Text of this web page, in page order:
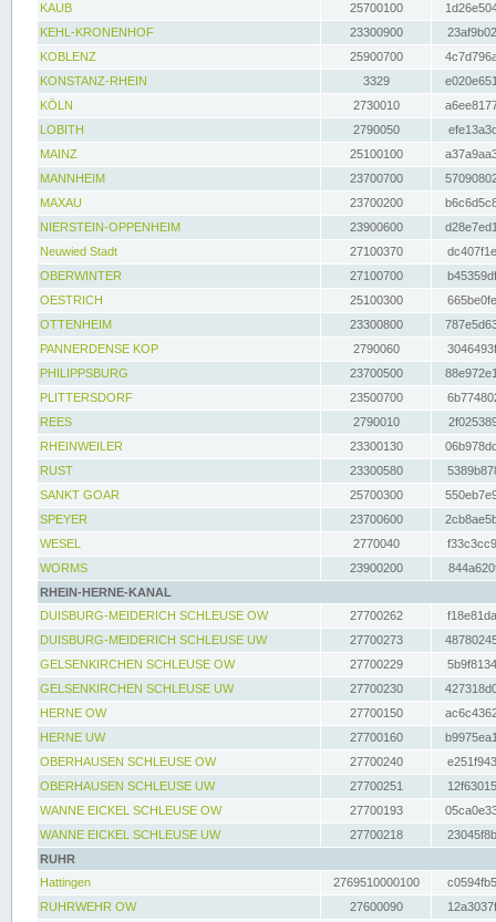
KAUB
25700100
KEHL-KRONENHOF
23300900
KOBLENZ
25900700
KONSTANZ-RHEIN
3329
KÖLN
2730010
LOBITH
2790050
MAINZ
25100100
MANNHEIM
23700700
MAXAU
23700200
NIERSTEIN-OPPENHEIM
23900600
Neuwied Stadt
27100370
OBERWINTER
27100700
OESTRICH
25100300
OTTENHEIM
23300800
PANNERDENSE KOP
2790060
PHILIPPSBURG
23700500
PLITTERSDORF
23500700
REES
2790010
RHEINWEILER
23300130
RUST
23300580
SANKT GOAR
25700300
SPEYER
23700600
WESEL
2770040
WORMS
23900200
RHEIN-HERNE-KANAL
DUISBURG-MEIDERICH SCHLEUSE OW
27700262
DUISBURG-MEIDERICH SCHLEUSE UW
27700273
GELSENKIRCHEN SCHLEUSE OW
27700229
GELSENKIRCHEN SCHLEUSE UW
27700230
HERNE OW
27700150
HERNE UW
27700160
OBERHAUSEN SCHLEUSE OW
27700240
OBERHAUSEN SCHLEUSE UW
27700251
WANNE EICKEL SCHLEUSE OW
27700193
WANNE EICKEL SCHLEUSE UW
27700218
RUHR
Hattingen
2769510000100
RUHRWEHR OW
27600090